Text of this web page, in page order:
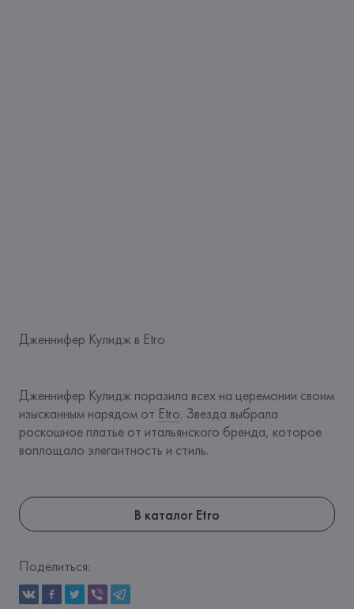
Дженнифер Кулидж в Etro
Дженнифер Кулидж поразила всех на церемонии своим
изысканным нарядом от Etro. Звезда выбрала
роскошное платье от итальянского бренда, которое
воплощало элегантность и стиль.
В каталог Etro
Поделиться: